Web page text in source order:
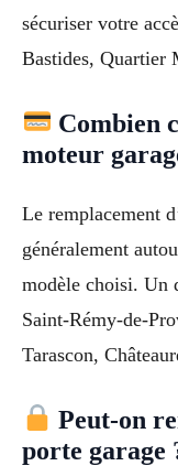
sécuriser votre
Bastides, Quartier
Combien
moteur
Le remplacement
généralement
modèle choisi. Un
Saint-Rémy-de-
Tarascon,
Peut-on
porte garage